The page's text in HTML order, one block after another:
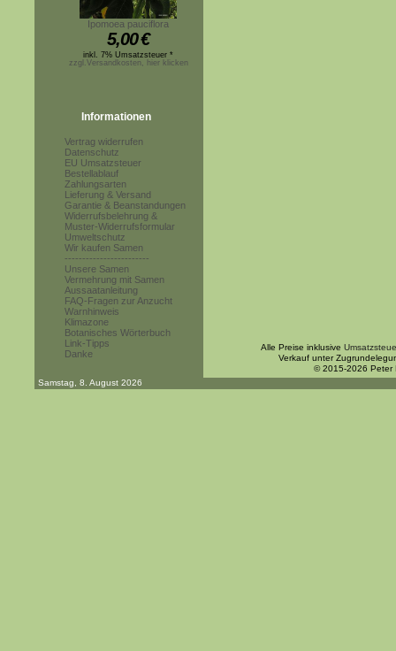
Ipomoea pauciflora
5,00€
inkl. 7% Umsatzsteuer *
zzgl.Versandkosten, hier klicken
Informationen
Vertrag widerrufen
Datenschutz
EU Umsatzsteuer
Bestellablauf
Zahlungsarten
Lieferung & Versand
Garantie & Beanstandungen
Widerrufsbelehrung &
Muster-Widerrufsformular
Umweltschutz
Wir kaufen Samen
------------------------
Unsere Samen
Vermehrung mit Samen
Aussaatanleitung
FAQ-Fragen zur Anzucht
Warnhinweis
Klimazone
Botanisches Wörterbuch
Link-Tipps
Danke
Alle Preise inklusive
Verkauf unter
© 2015-2026 Peter
Samstag, 8. August 2026